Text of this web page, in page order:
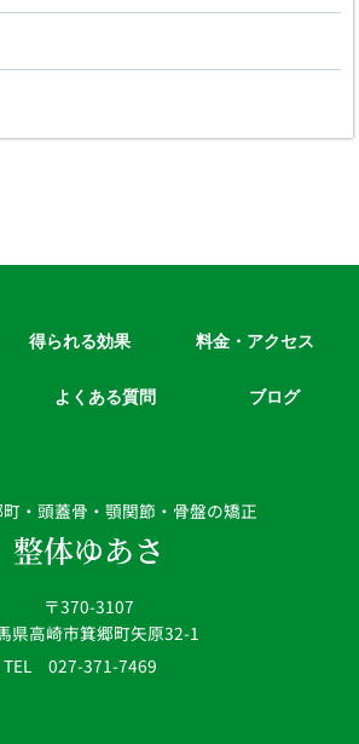
・頭蓋骨・顎関節・骨盤の矯正
整体ゆあさ
〒370-3107
県高崎市箕郷町矢原32-1
TEL 027-371-7469
得られる効果 料金・アクセス
よくある質問 ブログ